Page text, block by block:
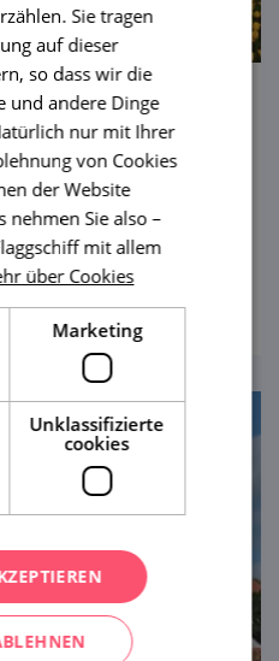
Lednice-Valtice
Feldsberg), ein
im Gebiet von
Europas! Einer
in der
zugleich aber auch
gestaltete
der Welt.
Sie tragen
auf dieser
so dass wir die
und andere Dinge
nur mit Ihrer
von Cookies
der Website
nehmen Sie also –
mit allem
über Cookies
Marketing
Unklassifizierte
cookies